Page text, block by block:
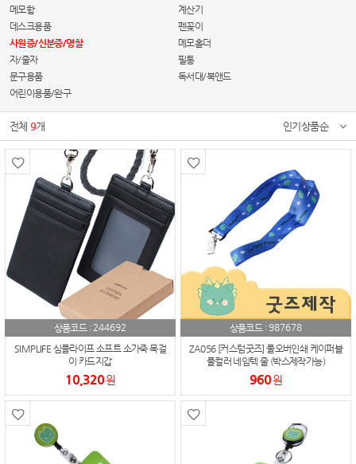
메모함
계산기
데스크용품
펜꽂이
사원증/신분증/명찰
메모홀더
자/줄자
필통
문구용품
독서대/북앤드
어린이용품/완구
전체9개 인기상품순
상품코드 :244692
SIMPLIFE 심플라이프 소프트 소가죽 목걸
이 카드지갑
10,320원
상품코드 :987678
ZA056 [커스텀굿즈] 풀오버인쇄 케이퍼블
풀컬러 네임텍 줄 (박스제작가능)
960원